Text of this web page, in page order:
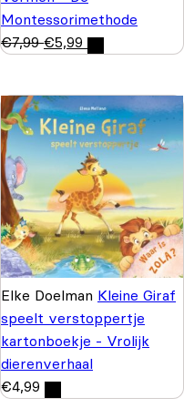
Montessorimethode
€7,99 €5,99
Elke Doelman Kleine Giraf
speelt verstoppertje
kartonboekje - Vrolijk
dierenverhaal
€4,99